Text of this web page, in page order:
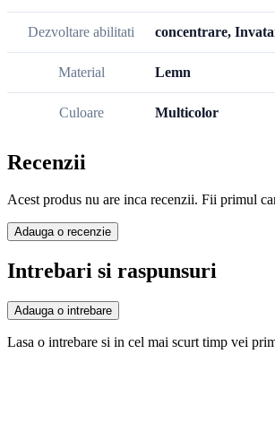
Dezvoltare abilitati concentrare,
Material Lemn
Culoare Multicolor
Recenzii
Acest produs nu are inca recenzii. Fii primul
Adauga o recenzie
Intrebari si raspunsuri
Adauga o intrebare
Lasa o intrebare si in cel mai scurt timp vei